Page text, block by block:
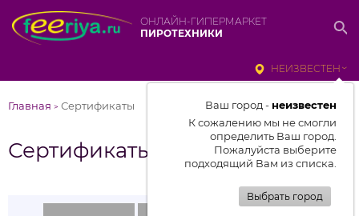
ОНЛАЙН-ГИПЕРМАРКЕТ
ПИРОТЕХНИКИ
НЕИЗВЕСТЕН
Ваш город - неизвестен
К сожалению мы не смогли
определить Ваш город.
Пожалуйста выберите
подходящий Вам из списка.
Выбрать город
Главная > Сертификаты
Сертификаты